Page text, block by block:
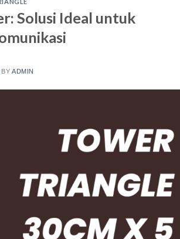
Solusi Ideal untuk
BY ADMIN